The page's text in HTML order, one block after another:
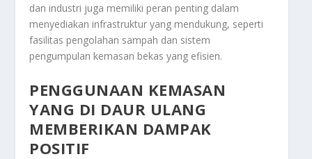
dan industri juga memiliki peran penting dalam
menyediakan infrastruktur yang mendukung, seperti
fasilitas pengolahan sampah dan sistem
pengumpulan kemasan bekas yang efisien.
PENGGUNAAN KEMASAN
YANG DI DAUR ULANG
MEMBERIKAN DAMPAK
POSITIF